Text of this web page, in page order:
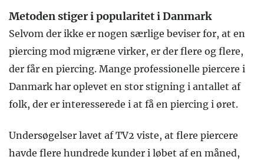
Metoden stiger i popularitet i Danmark
Selvom der ikke er nogen særlige beviser for, at en
piercing mod migræne virker, er der flere og flere,
der får en piercing. Mange professionelle piercere i
Danmark har oplevet en stor stigning i antallet af
folk, der er interesserede i at få en piercing i øret.
Undersøgelser lavet af TV2 viste, at flere piercere
havde flere hundrede kunder i løbet af en måned,